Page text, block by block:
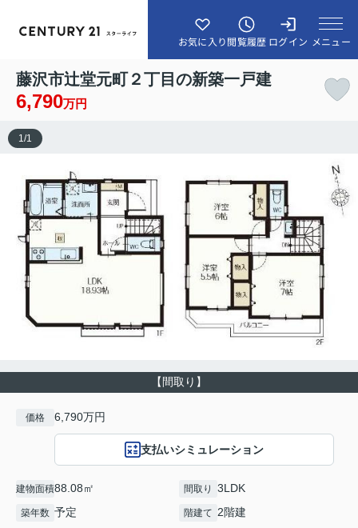
お気に入り閲覧履歴 ログイン メニュー
藤沢市辻堂元町２丁目の新築一戸建
6,790万円
【間取り】
1 /1
価格 6,790万円
支払いシミュレーション
建物面積88.08㎡ 間取り 3LDK
築年数 予定 階建て 2階建